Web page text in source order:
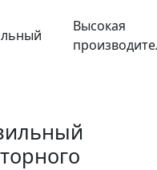
Высокая